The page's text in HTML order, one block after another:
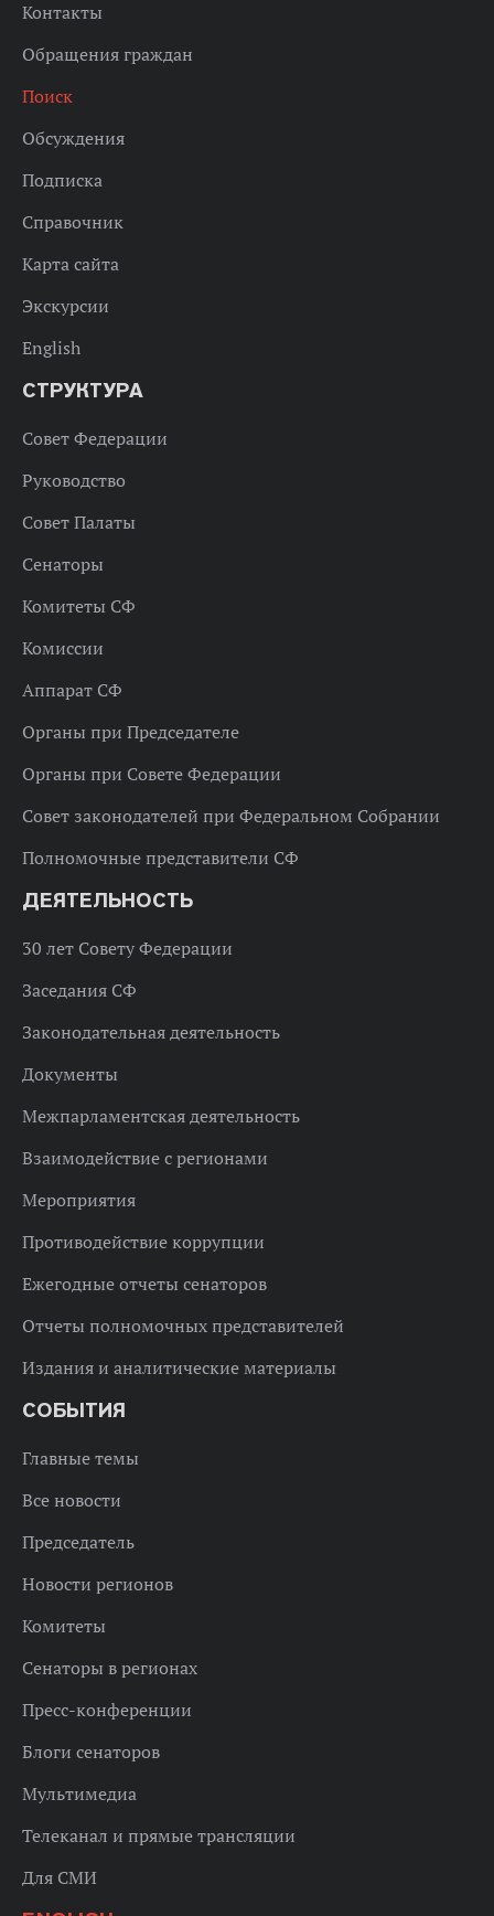
Контакты
Обращения граждан
Поиск
Обсуждения
Подписка
Справочник
Карта сайта
Экскурсии
English
СТРУКТУРА
Совет Федерации
Руководство
Совет Палаты
Сенаторы
Комитеты СФ
Комиссии
Аппарат СФ
Органы при Председателе
Органы при Совете Федерации
Совет законодателей при Федеральном Собрании
Полномочные представители СФ
ДЕЯТЕЛЬНОСТЬ
30 лет Совету Федерации
Заседания СФ
Законодательная деятельность
Документы
Межпарламентская деятельность
Взаимодействие с регионами
Мероприятия
Противодействие коррупции
Ежегодные отчеты сенаторов
Отчеты полномочных представителей
Издания и аналитические материалы
СОБЫТИЯ
Главные темы
Все новости
Председатель
Новости регионов
Комитеты
Сенаторы в регионах
Пресс-конференции
Блоги сенаторов
Мультимедиа
Телеканал и прямые трансляции
Для СМИ